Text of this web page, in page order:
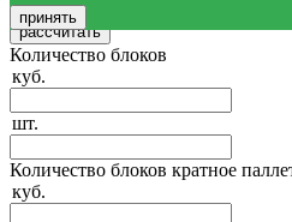
Количество блоков
куб.
шт.
Количество блоков кратное
куб.
принять